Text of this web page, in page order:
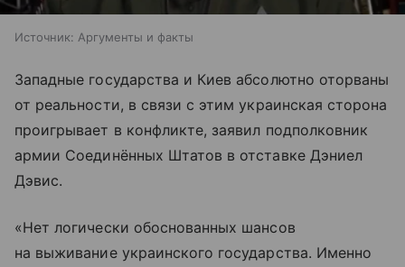
Источник: Аргументы и факты
Западные государства и Киев абсолютно оторваны
от реальности, в связи с этим украинская сторона
проигрывает в конфликте, заявил подполковник
армии Соединённых Штатов в отставке Дэниел
Дэвис.
«Нет логически обоснованных шансов
на выживание украинского государства. Именно